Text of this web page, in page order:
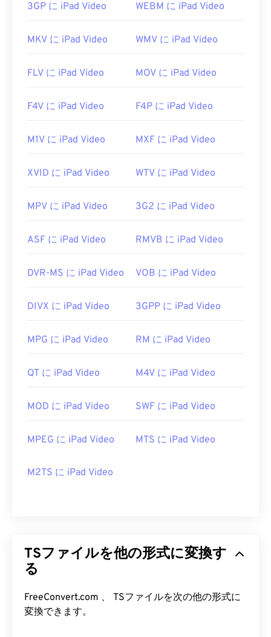
3GP に iPad Video WEBM に iPad Video
MKV に iPad Video WMV に iPad Video
FLV に iPad Video MOV に iPad Video
F4V に iPad Video F4P に iPad Video
M1V に iPad Video MXF に iPad Video
XVID に iPad Video WTV に iPad Video
MPV に iPad Video 3G2 に iPad Video
ASF に iPad Video RMVB に iPad Video
DVR-MS に iPad Video VOB に iPad Video
DIVX に iPad Video 3GPP に iPad Video
MPG に iPad Video RM に iPad Video
QT に iPad Video M4V に iPad Video
MOD に iPad Video SWF に iPad Video
MPEG に iPad Video MTS に iPad Video
M2TS に iPad Video
TSファイルを他の形式に変換す
る
FreeConvert.com 、 TSファイルを次の他の形式に
変換できます。